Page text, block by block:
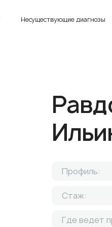
Несуществующие диагнозы
Профиль:
Стаж:
Где ведет